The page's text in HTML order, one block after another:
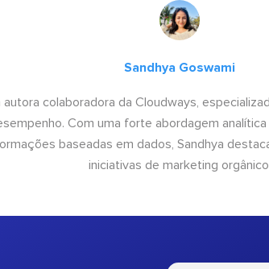
Sandhya Goswami
autora colaboradora da Cloudways,
Com uma forte abordagem
baseadas em dados, Sandhya
iniciativas de marketing